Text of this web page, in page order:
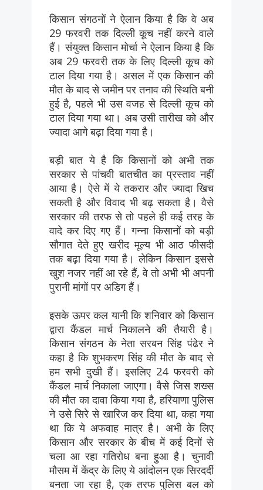
किसान संगठनों ने ऐलान किया है कि वे अब
29 फरवरी तक दिल्ली कूच नहीं करने वाले
हैं। संयुक्त किसान मोर्चा ने ऐलान किया है कि
अब 29 फरवरी तक के लिए दिल्ली कूच को
टाल दिया गया है। असल में एक किसान की
मौत के बाद से जमीन पर तनाव की स्थिति बनी
हुई है, पहले भी उस वजह से दिल्ली कूच को
टाल दिया गया था। अब उसी तारीख को और
ज्यादा आगे बढ़ा दिया गया है।
बड़ी बात ये है कि किसानों को अभी तक
सरकार से पांचवी बातचीत का प्रस्ताव नहीं
आया है। ऐसे में ये तकरार और ज्यादा खिच
सकती है और विवाद भी बढ़ सकता है। वैसे
सरकार की तरफ से तो पहले ही कई तरह के
वादे कर दिए गए हैं। गन्ना किसानों को बड़ी
सौगात देते हुए खरीद मूल्य भी आठ फीसदी
तक बढ़ा दिया गया है। लेकिन किसान इससे
खुश नजर नहीं आ रहे हैं, वे तो अभी भी अपनी
पुरानी मांगों पर अडिग हैं।
इसके ऊपर कल यानी कि शनिवार को किसान
द्वारा कैंडल मार्च निकालने की तैयारी है।
किसान संगठन के नेता सरबन सिंह पंढेर ने
कहा है कि शुभकरण सिंह की मौत के बाद से
हम सभी दुखी हैं। इसलिए 24 फरवरी को
कैंडल मार्च निकाला जाएगा। वैसे जिस शख्स
की मौत का दावा किया गया है, हरियाणा पुलिस
ने उसे सिरे से खारिज कर दिया था, कहा गया
था कि ये अफवाह मात्र है। अभी के लिए
किसान और सरकार के बीच में कई दिनों से
चला आ रहा गतिरोध बना हुआ है। चुनावी
मौसम में केंद्र के लिए ये आंदोलन एक सिरदर्दी
बनता जा रहा है, एक तरफ पुलिस बल को